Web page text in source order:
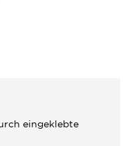
eingeklebte